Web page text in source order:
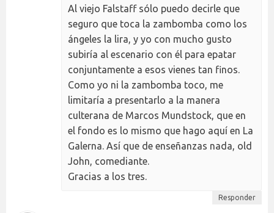
Al viejo Falstaff sólo puedo decirle que
seguro que toca la zambomba como los
ángeles la lira, y yo con mucho gusto
subiría al escenario con él para epatar
conjuntamente a esos vienes tan finos.
Como yo ni la zambomba toco, me
limitaría a presentarlo a la manera
culterana de Marcos Mundstock, que en
el fondo es lo mismo que hago aquí en La
Galerna. Así que de enseñanzas nada, old
John, comediante.
Gracias a los tres.
Responder